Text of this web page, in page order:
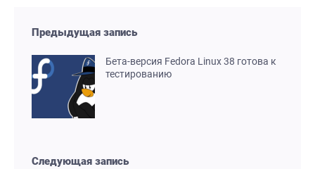
Предыдущая запись
Бета-версия Fedora Linux 38 готова к
тестированию
Следующая запись